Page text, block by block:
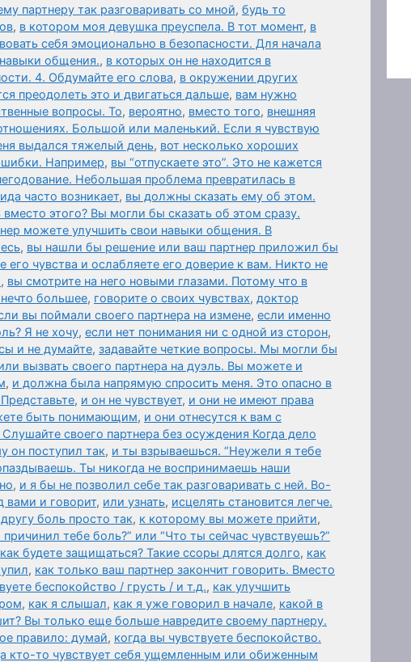
партнеру так разговаривать со мной, будь то
, в котором моя девушка преуспела. В тот момент, в
себя эмоционально в безопасности. Для начала
общения., в которых он не находится в
4. Обдумайте его слова, в окружении других
преодолеть это и двигаться дальше, вам нужно
вопросы. То, вероятно, вместо того, внешняя
Большой или маленький. Если я чувствую
выдался тяжелый день, вот несколько хороших
Например, вы “отпускаете это”. Это не кажется
Небольшая проблема превратилась в
часто возникает, вы должны сказать ему об этом.
этого? Вы могли бы сказать об этом сразу.
можете улучшить свои навыки общения. В
, вы нашли бы решение или ваш партнер приложил бы
его чувства и ослабляете его доверие к вам. Никто не
, вы смотрите на него новыми глазами. Потому что в
большее, говорите о своих чувствах, доктор
вы поймали своего партнера на измене, если именно
Я не хочу, если нет понимания ни с одной из сторон,
и не думайте, задавайте четкие вопросы. Мы могли бы
вызвать своего партнера на дуэль. Вы можете и
, и должна была напрямую спросить меня. Это опасно в
, и он не чувствует, и они не имеют права
быть понимающим, и они отнесутся к вам с
своего партнера без осуждения Когда дело
он поступил так, и ты взрываешься. “Неужели я тебе
Ты никогда не воспринимаешь наши
, и я бы не позволил себе так разговаривать с ней. Во-
вами и говорит, или узнать, исцелять становится легче.
боль просто так, к которому вы можете прийти,
тебе боль?” или “Что ты сейчас чувствуешь?”
как будете защищаться? Такие ссоры длятся долго, как
, как только ваш партнер закончит говорить. Вместо
беспокойство / грусть / и т.д., как улучшить
, как я слышал, как я уже говорил в начале, какой в
Вы только еще больше навредите своему партнеру.
правило: думай, когда вы чувствуете беспокойство.
кто-то чувствует себя ущемленным или обиженным